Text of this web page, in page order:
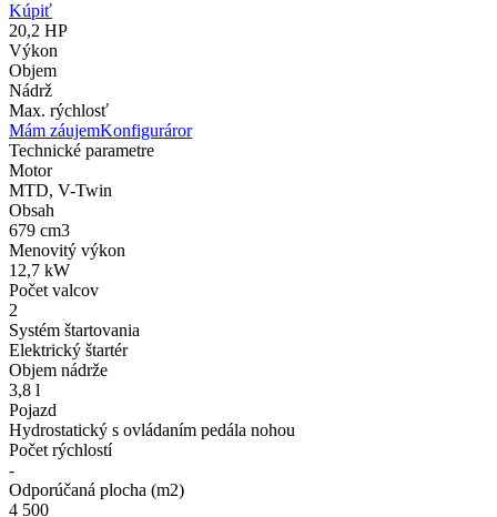
Kúpiť
20,2 HP
Výkon
Objem
Nádrž
Max. rýchlosť
Mám záujemKonfiguráror
Technické parametre
Motor
MTD, V-Twin
Obsah
679 cm3
Menovitý výkon
12,7 kW
Počet valcov
2
Systém štartovania
Elektrický štartér
Objem nádrže
3,8 l
Pojazd
Hydrostatický s ovládaním pedála nohou
Počet rýchlostí
-
Odporúčaná plocha (m2)
4 500